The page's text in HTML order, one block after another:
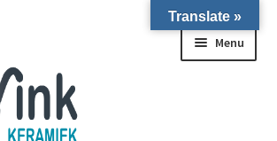
Menu
Translate »